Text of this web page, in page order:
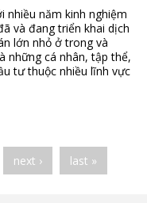
nhiều năm kinh nghiệm
và đang triển khai dịch
lớn nhỏ ở trong và
những cá nhân, tập thể,
tư thuộc nhiều lĩnh vực
next › last »